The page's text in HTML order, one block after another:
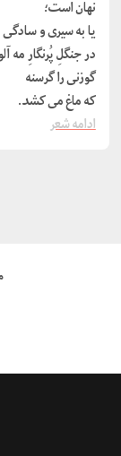
ﻧﻬﺎﻥ ﺍﺳﺖ؛
ﻳﺎ ﺑﻪ ﺳﻴﺮﯼ ﻭ ﺳﺎﺩﮔﯽ
ﺩﺭ ﺟﻨﮕﻞِ ﭘُﺮﻧﮕﺎﺭِ ﻣﻪ
ﮔﻮﺯﻧﯽ ﺭﺍ ﮔﺮﺳﻨﻪ
ﮐﻪ ﻣﺎﻍ ﻣﯽ ﮐﺸﺪ.
ادامه شعر